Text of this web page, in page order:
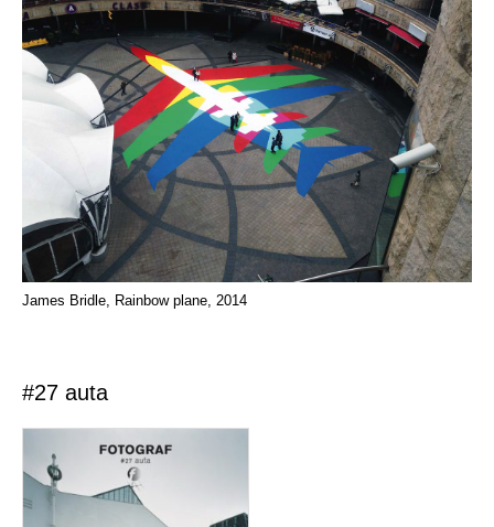
James Bridle, Rainbow plane, 2014
#27 auta